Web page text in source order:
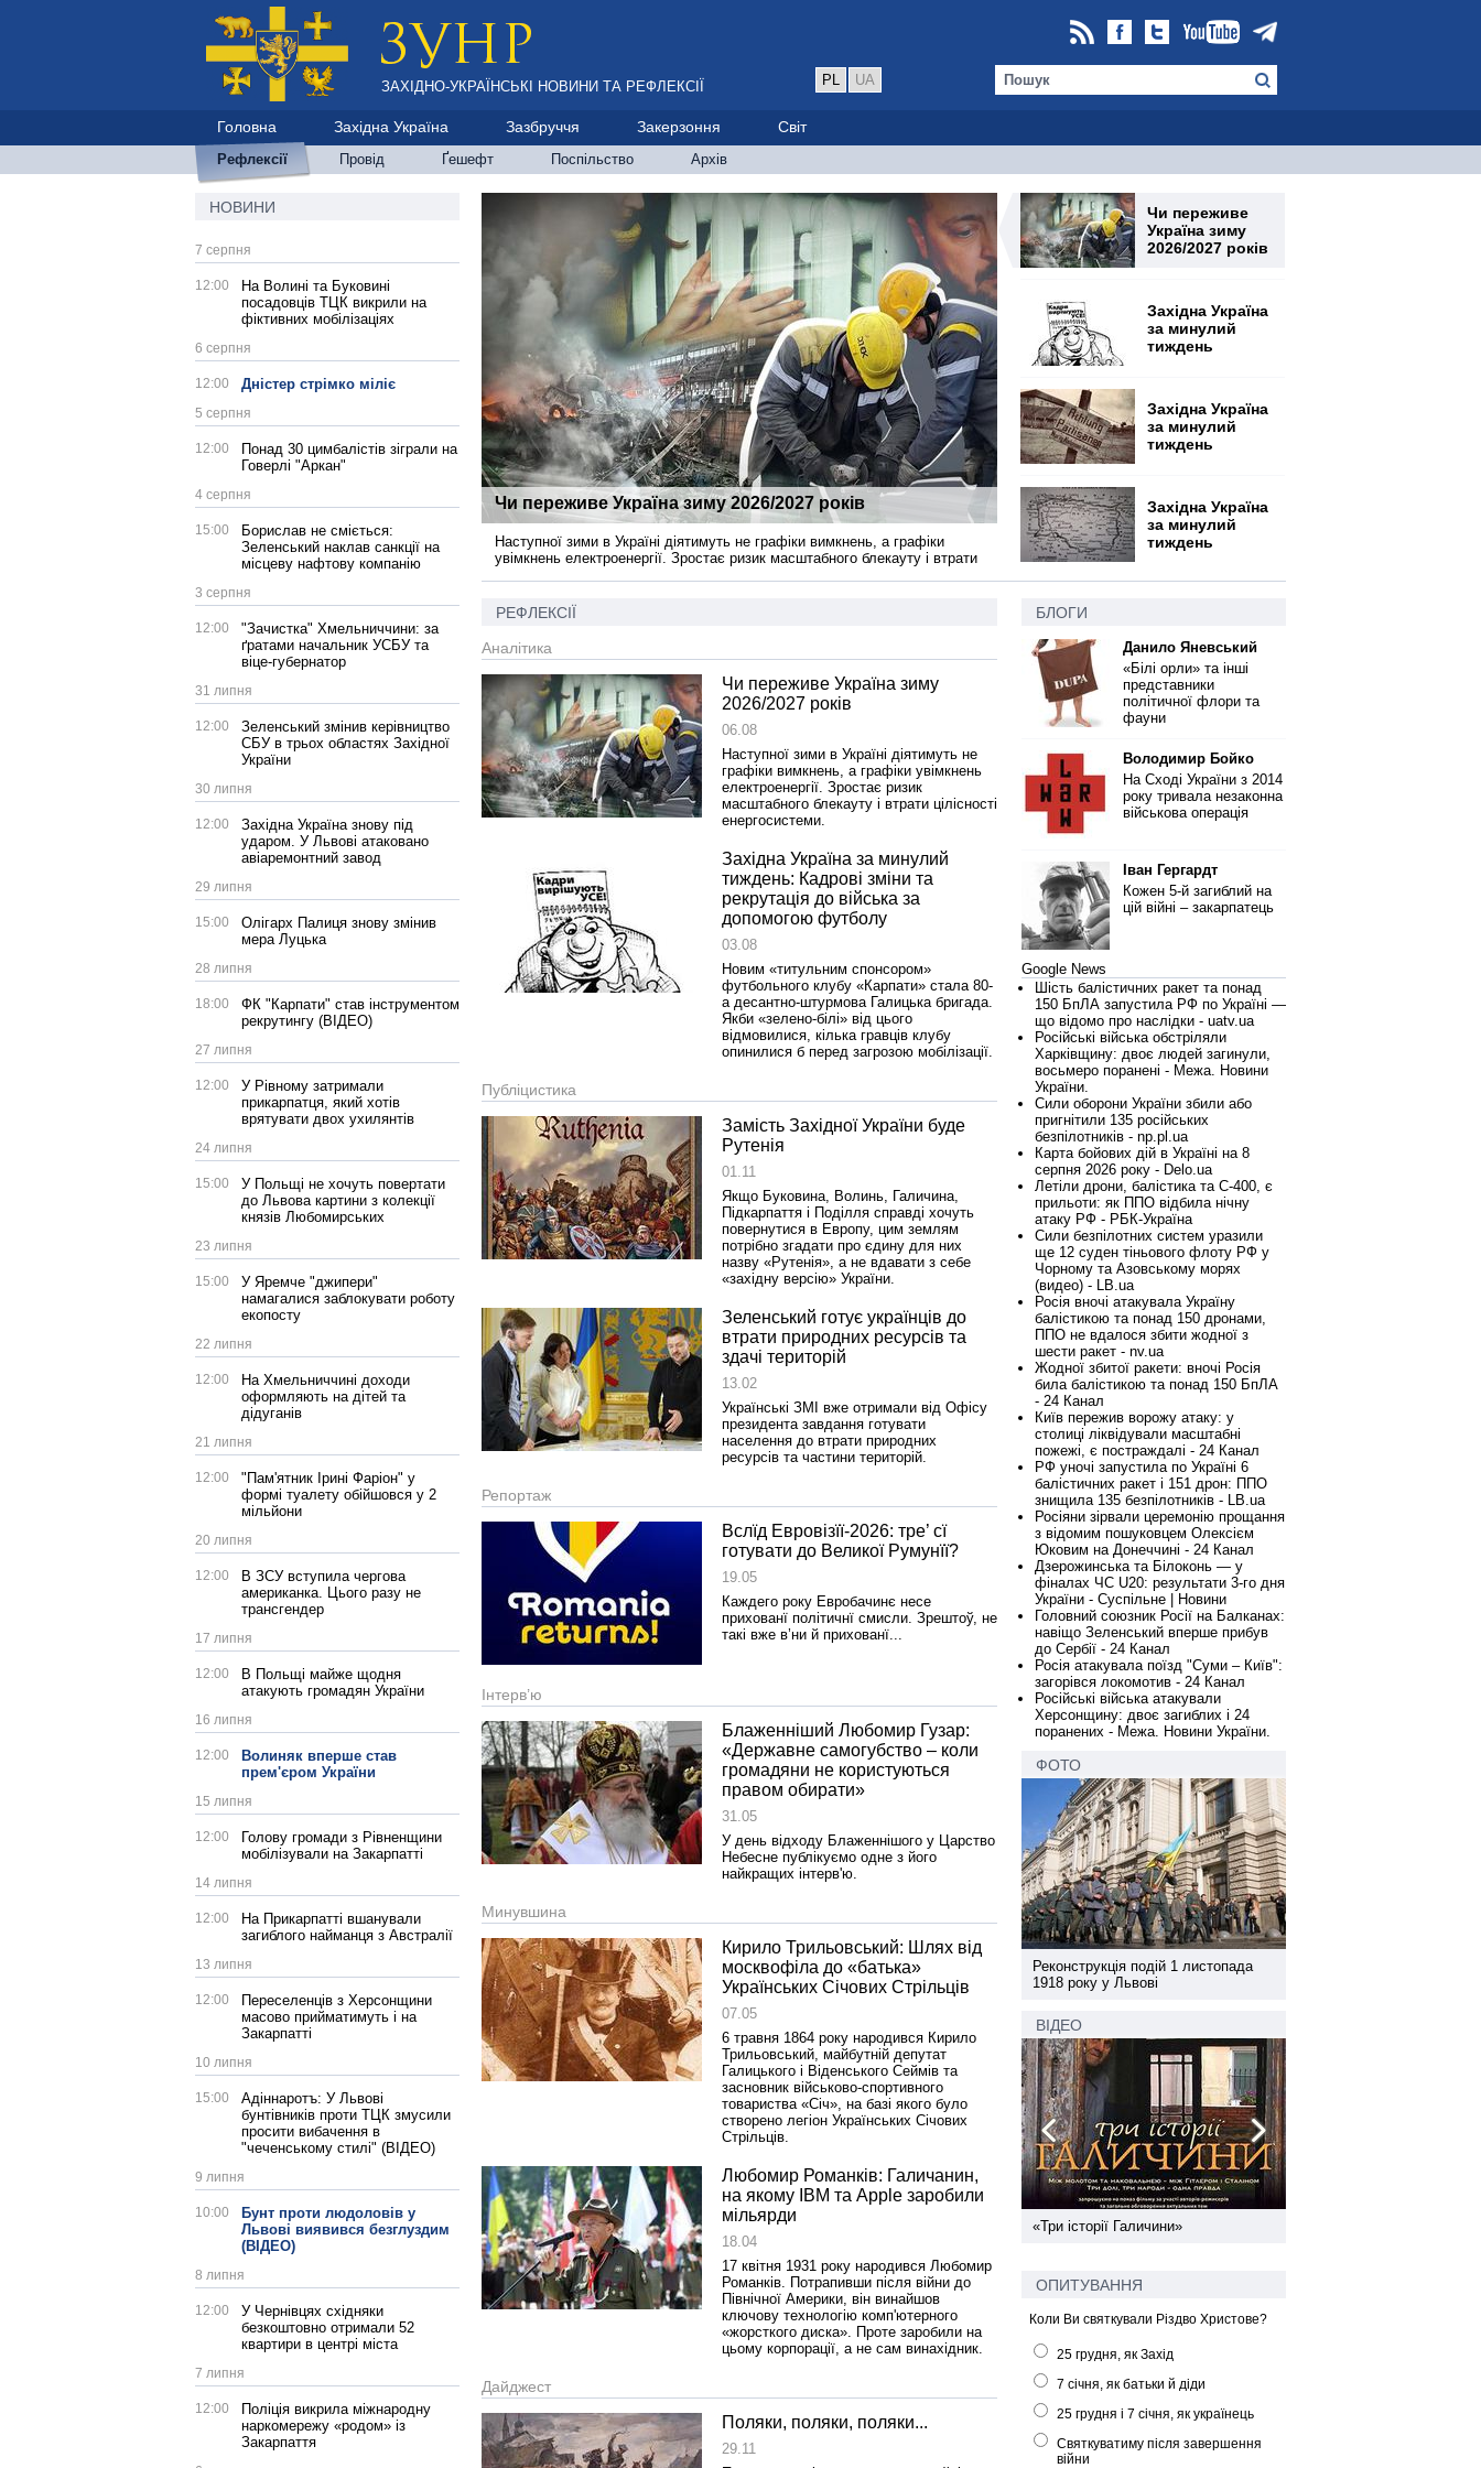
ЗАХІДНО-УКРАЇНСЬКІ НОВИНИ ТА РЕФЛЕКСІЇ PL UA
Головна Західна Україна Зазбруччя Закерзоння Світ
Рефлексії Провід Ґешефт Поспільство Архів
НОВИНИ
7 серпня
12:00
На Волині та Буковині
посадовців ТЦК викрили на
фіктивних мобілізаціях
6 серпня
12:00 Дністер стрімко міліє
5 серпня
12:00
Понад 30 цимбалістів зіграли на
Говерлі "Аркан"
4 серпня
15:00
Борислав не сміється:
Зеленський наклав санкції на
місцеву нафтову компанію
3 серпня
12:00
"Зачистка" Хмельниччини: за
ґратами начальник УСБУ та
віце-губернатор
31 липня
12:00
Зеленський змінив керівництво
СБУ в трьох областях Західної
України
30 липня
12:00
Західна Україна знову під
ударом. У Львові атаковано
авіаремонтний завод
29 липня
15:00
Олігарх Палиця знову змінив
мера Луцька
28 липня
18:00
ФК "Карпати" став інструментом
рекрутингу (ВІДЕО)
27 липня
12:00
У Рівному затримали
прикарпатця, який хотів
врятувати двох ухилянтів
24 липня
15:00
У Польщі не хочуть повертати
до Львова картини з колекції
князів Любомирських
23 липня
15:00
У Яремче "джипери"
намагалися заблокувати роботу
екопосту
22 липня
12:00
На Хмельниччині доходи
оформляють на дітей та
дідуганів
21 липня
12:00
"Пам'ятник Ірині Фаріон" у
формі туалету обійшовся у 2
мільйони
20 липня
12:00
В ЗСУ вступила чергова
американка. Цього разу не
трансгендер
17 липня
12:00
В Польщі майже щодня
атакують громадян України
16 липня
12:00
Волиняк вперше став
прем'єром України
15 липня
12:00
Голову громади з Рівненщини
мобілізували на Закарпатті
14 липня
12:00
На Прикарпатті вшанували
загиблого найманця з Австралії
13 липня
12:00
Переселенців з Херсонщини
масово прийматимуть і на
Закарпатті
10 липня
15:00
Адіннаротъ: У Львові
бунтівників проти ТЦК змусили
просити вибачення в
"чеченському стилі" (ВІДЕО)
9 липня
10:00
Бунт проти людоловів у
Львові виявився безглуздим
(ВІДЕО)
8 липня
12:00
У Чернівцях східняки
безкоштовно отримали 52
квартири в центрі міста
7 липня
12:00
Поліція викрила міжнародну
наркомережу «родом» із
Закарпаття
Чи переживе Україна зиму 2026/2027 років
Наступної зими в Україні діятимуть не графіки вимкнень, а графіки
увімкнень електроенергії. Зростає ризик масштабного блекауту і втрати
Чи переживе
Україна зиму
2026/2027 років
Західна Україна
за минулий
тиждень
Західна Україна
за минулий
тиждень
Західна Україна
за минулий
тиждень
РЕФЛЕКСІЇ
Аналітика
Чи переживе Україна зиму
2026/2027 років
06.08
Наступної зими в Україні діятимуть не
графіки вимкнень, а графіки увімкнень
електроенергії. Зростає ризик
масштабного блекауту і втрати цілісності
енергосистеми.
Західна Україна за минулий
тиждень: Кадрові зміни та
рекрутація до війська за
допомогою футболу
03.08
Новим «титульним спонсором»
футбольного клубу «Карпати» стала 80-
а десантно-штурмова Галицька бригада.
Якби «зелено-білі» від цього
відмовилися, кілька гравців клубу
опинилися б перед загрозою мобілізації.
Публіцистика
Замість Західної України буде
Рутенія
01.11
Якщо Буковина, Волинь, Галичина,
Підкарпаття і Поділля справді хочуть
повернутися в Европу, цим землям
потрібно згадати про єдину для них
назву «Рутенія», а не вдавати з себе
«західну версію» України.
Зеленський готує українців до
втрати природних ресурсів та
здачі територій
13.02
Українські ЗМІ вже отримали від Офісу
президента завдання готувати
населення до втрати природних
ресурсів та частини територій.
Репортаж
Вслїд Евровізїї-2026: тре’ сї
готувати до Великої Румунїї?
19.05
Каждего року Евробачинє несе
прихованї політичнї смисли. Зрештоў, не
такі вже в’ни й прихованї...
Інтерв’ю
Блаженніший Любомир Гузар:
«Державне самогубство – коли
громадяни не користуються
правом обирати»
31.05
У день відходу Блаженнішого у Царство
Небесне публікуємо одне з його
найкращих інтерв'ю.
Минувшина
Кирило Трильовський: Шлях від
москвофіла до «батька»
Українських Січових Стрільців
07.05
6 травня 1864 року народився Кирило
Трильовський, майбутній депутат
Галицького і Віденського Сеймів та
засновник військово-спортивного
товариства «Січ», на базі якого було
створено легіон Українських Січових
Стрільців.
Любомир Романків: Галичанин,
на якому IBM та Apple заробили
мільярди
18.04
17 квітня 1931 року народився Любомир
Романків. Потрапивши після війни до
Північної Америки, він винайшов
ключову технологію комп'ютерного
«жорсткого диска». Проте заробили на
цьому корпорації, а не сам винахідник.
Дайджест
Поляки, поляки, поляки...
29.11
БЛОГИ
Данило Яневський
«Білі орли» та інші
представники
політичної флори та
фауни
Володимир Бойко
На Сході України з 2014
року тривала незаконна
військова операція
Іван Гергардт
Кожен 5-й загиблий на
цій війні – закарпатець
Google News
Шість балістичних ракет та понад
150 БпЛА запустила РФ по Україні —
що відомо про наслідки - uatv.ua
Російські війська обстріляли
Харківщину: двоє людей загинули,
восьмеро поранені - Межа. Новини
України.
Сили оборони України збили або
пригнітили 135 російських
безпілотників - np.pl.ua
Карта бойових дій в Україні на 8
серпня 2026 року - Delo.ua
Летіли дрони, балістика та С-400, є
прильоти: як ППО відбила нічну
атаку РФ - РБК-Україна
Сили безпілотних систем уразили
ще 12 суден тіньового флоту РФ у
Чорному та Азовському морях
(видео) - LB.ua
Росія вночі атакувала Україну
балістикою та понад 150 дронами,
ППО не вдалося збити жодної з
шести ракет - nv.ua
Жодної збитої ракети: вночі Росія
била балістикою та понад 150 БпЛА
- 24 Канал
Київ пережив ворожу атаку: у
столиці ліквідували масштабні
пожежі, є постраждалі - 24 Канал
РФ уночі запустила по Україні 6
балістичних ракет і 151 дрон: ППО
знищила 135 безпілотників - LB.ua
Росіяни зірвали церемонію прощання
з відомим пошуковцем Олексієм
Юковим на Донеччині - 24 Канал
Дзерожинська та Білоконь — у
фіналах ЧС U20: результати 3-го дня
України - Суспільне | Новини
Головний союзник Росії на Балканах:
навіщо Зеленський вперше прибув
до Сербії - 24 Канал
Росія атакувала поїзд "Суми – Київ":
загорівся локомотив - 24 Канал
Російські війська атакували
Херсонщину: двоє загиблих і 24
поранених - Межа. Новини України.
ФОТО
Реконструкція подій 1 листопада
1918 року у Львові
Реконструкція подій 1 листопада
1918 року у Львові
ВІДЕО
Спільний інформпростір Західної
«Три історії Галичини»
ОПИТУВАННЯ
Коли Ви святкували Різдво Христове?
25 грудня, як Захід
7 січня, як батьки й діди
25 грудня і 7 січня, як українець
Святкуватиму після завершення
війни